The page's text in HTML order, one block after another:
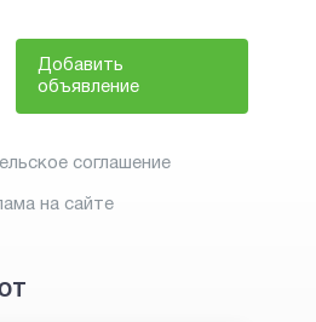
Добавить
объявление
соглашение
на сайте